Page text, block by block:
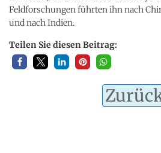
Feldforschungen führten ihn nach
und nach Indien.
Teilen Sie diesen Beitrag: